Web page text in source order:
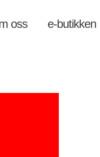
oss e-butikken